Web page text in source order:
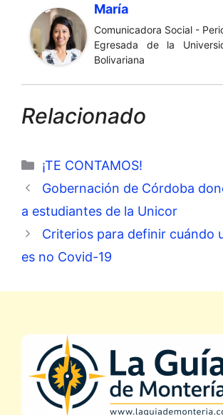
María
Comunicadora Social -
Egresada de la
Bolivariana
Relacionado
Categorías
¡TE CONTAMOS!
Gobernación de Córdoba
a estudiantes de la Unicor
Criterios para definir cuándo
es no Covid-19